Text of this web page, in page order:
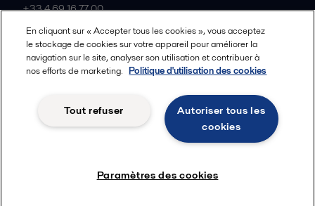
+33 4 69 16 77 00
Tous les bureaux et partenaires
© 2015-2026, ALFA LAVAL
Cookies policy Legal terms and conditions
En cliquant sur « Accepter tous les cookies », vous acceptez
le stockage de cookies sur votre appareil pour améliorer la
navigation sur le site, analyser son utilisation et contribuer à
nos efforts de marketing. Politique d'utilisation des cookies
Autoriser tous les
cookies
Tout refuser
Paramètres des cookies